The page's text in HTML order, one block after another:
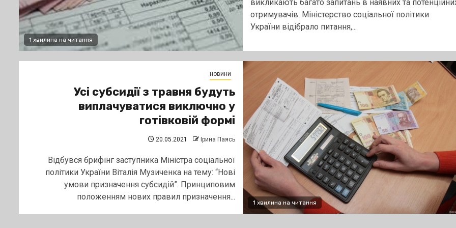
1 хвилина на читання
викликають багато запитань в наявних та
отримувачів. Міністерство соціальної політики
України відібрало питання,...
1 хвилина на читання
новини
Усі субсидії з травня будуть
виплачуватися виключно у
готівковій формі
20.05.2021 Ірина Паясь
Відбувся брифінг заступника Міністра соціальної
політики України Віталія Музиченка на тему: “Нові
умови призначення субсидій”. Принциповим
положенням нових правил призначення...